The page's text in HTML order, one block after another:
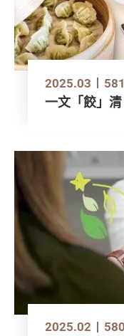
2025.03
一文「餃」
2025.02